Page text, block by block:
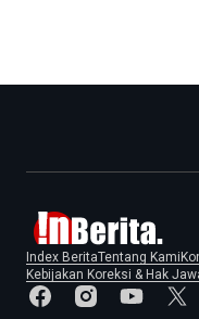
Index BeritaTentang Kami
Kebijakan Koreksi & Hak